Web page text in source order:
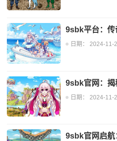
9sbk平台：传
日期： 2024-11-
9sbk官网：揭
日期： 2024-11-
9sbk官网启航